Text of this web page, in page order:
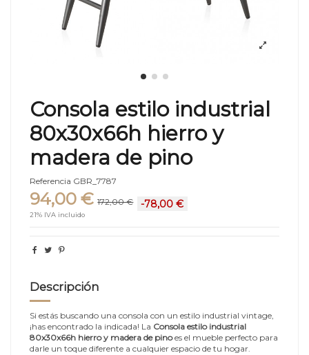
Consola estilo industrial
80x30x66h hierro y
madera de pino
Referencia GBR_7787
94,00 € 172,00 € -78,00 €
21% IVA incluido
Descripción
Si estás buscando una consola con un estilo industrial vintage,
¡has encontrado la indicada! La Consola estilo industrial
80x30x66h hierro y madera de pinoes el mueble perfecto para
darle un toque diferente a cualquier espacio de tu hogar.